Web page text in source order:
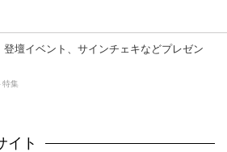
登壇イベント、サインチェキなどプレゼン
特集
イト